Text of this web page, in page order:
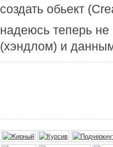
создать обьект
надеюсь теперь
(хэндлом) и